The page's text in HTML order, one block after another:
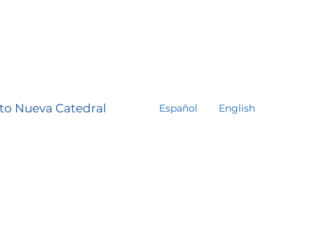
Nueva Catedral Español English